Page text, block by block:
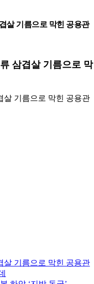
살 기름으로 막힌 공용관
삼겹살 기름으로 막
살 기름으로 막힌 공용관
살 기름으로 막힌 공용관